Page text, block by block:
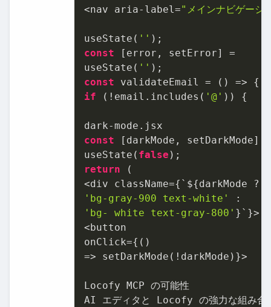
<nav aria-label="メインナビゲーシ
useState( ''
const [error, setError] =
useState( ''
const
if (!email.includes( '@' )) {
const [darkMode, setDarkMode] =
useState( false
return (
'bg-gray-900 text-white'
'bg- white text-gray-800' }`}>
<button
onClick={()
=> setDarkMode(!darkMode)}>
Locofy MCP の可能性
AI エディタと Locofy の強⼒な組み合わ